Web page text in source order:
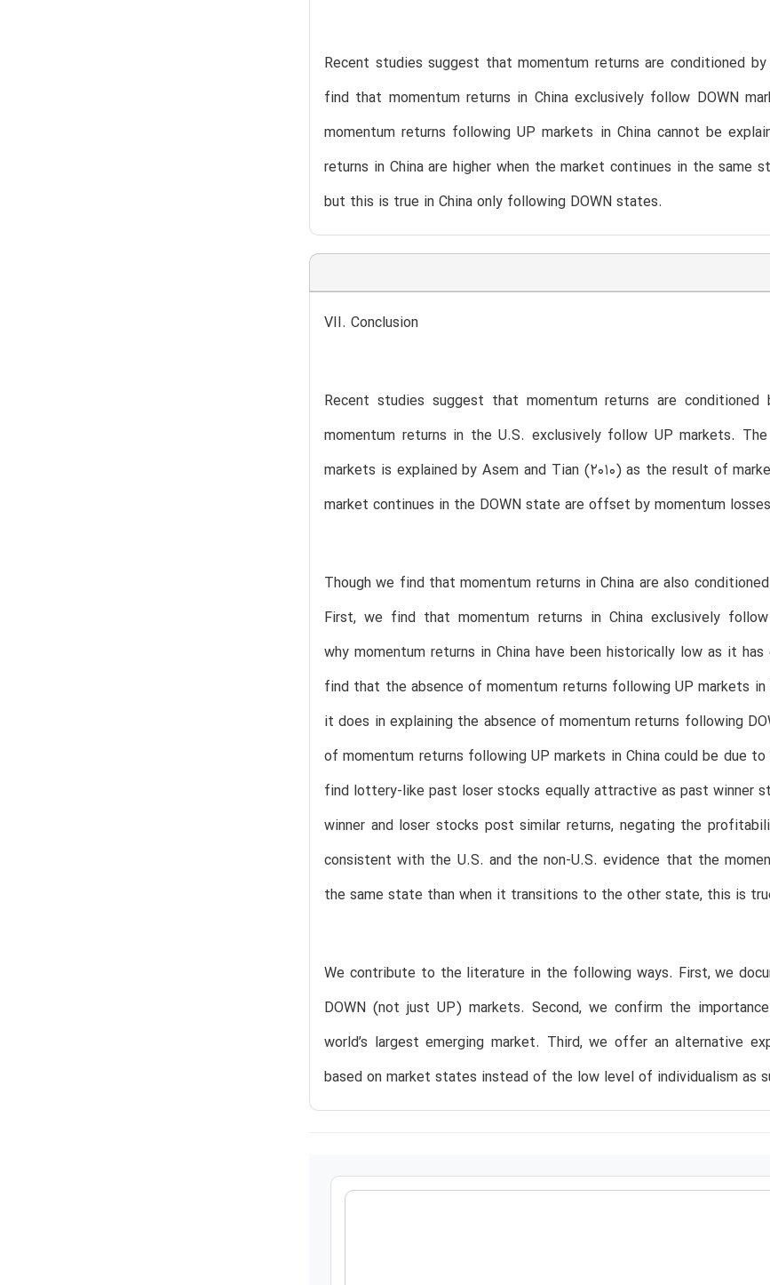
Recent studies suggest that momentum returns are conditioned
find that momentum returns in China exclusively follow DOWN
momentum returns following UP markets in China cannot be
returns in China are higher when the market continues in the
but this is true in China only following DOWN states.
VII. Conclusion
Recent studies suggest that momentum returns are
momentum returns in the U.S. exclusively follow UP markets.
markets is explained by Asem and Tian (2010) as the result of
market continues in the DOWN state are offset by momentum
Though we find that momentum returns in China are also
First, we find that momentum returns in China exclusively
why momentum returns in China have been historically low as it
find that the absence of momentum returns following UP markets
it does in explaining the absence of momentum returns following
of momentum returns following UP markets in China could be due
find lottery-like past loser stocks equally attractive as past winner
winner and loser stocks post similar returns, negating the
consistent with the U.S. and the non-U.S. evidence that the
the same state than when it transitions to the other state, this is
We contribute to the literature in the following ways. First, we
DOWN (not just UP) markets. Second, we confirm the
world’s largest emerging market. Third, we offer an alternative
based on market states instead of the low level of individualism as